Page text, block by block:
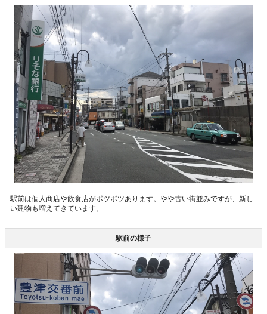
駅前は個人商店や飲食店がポツポツあります。やや古い街並みですが、新し
い建物も増えてきています。
駅前の様子